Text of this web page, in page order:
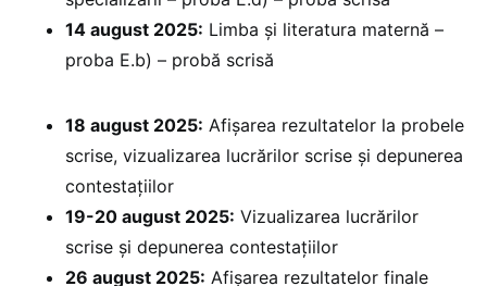
14 august 2025: Limba și literatura maternă –
proba E.b) – probă scrisă
18 august 2025: Afișarea rezultatelor la probele
scrise, vizualizarea lucrărilor scrise și depunerea
contestațiilor
19-20 august 2025: Vizualizarea lucrărilor
scrise și depunerea contestațiilor
26 august 2025: Afișarea rezultatelor finale